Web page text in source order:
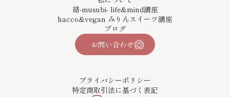
結-musubi- life&mind講座
hacco&vegan みりんスイーツ講座
ブログ
お問い合わせ
プライバシーポリシー
特定商取引法に基づく表記